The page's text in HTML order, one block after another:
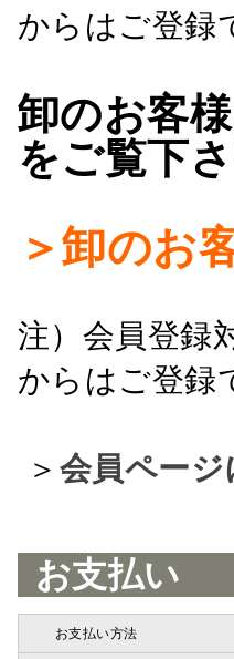
からはご登録
卸のお客
をご覧下さ
＞卸のお
注）会員登録
からはご登録
＞ 会員ペー
お支払い
お支払い方法